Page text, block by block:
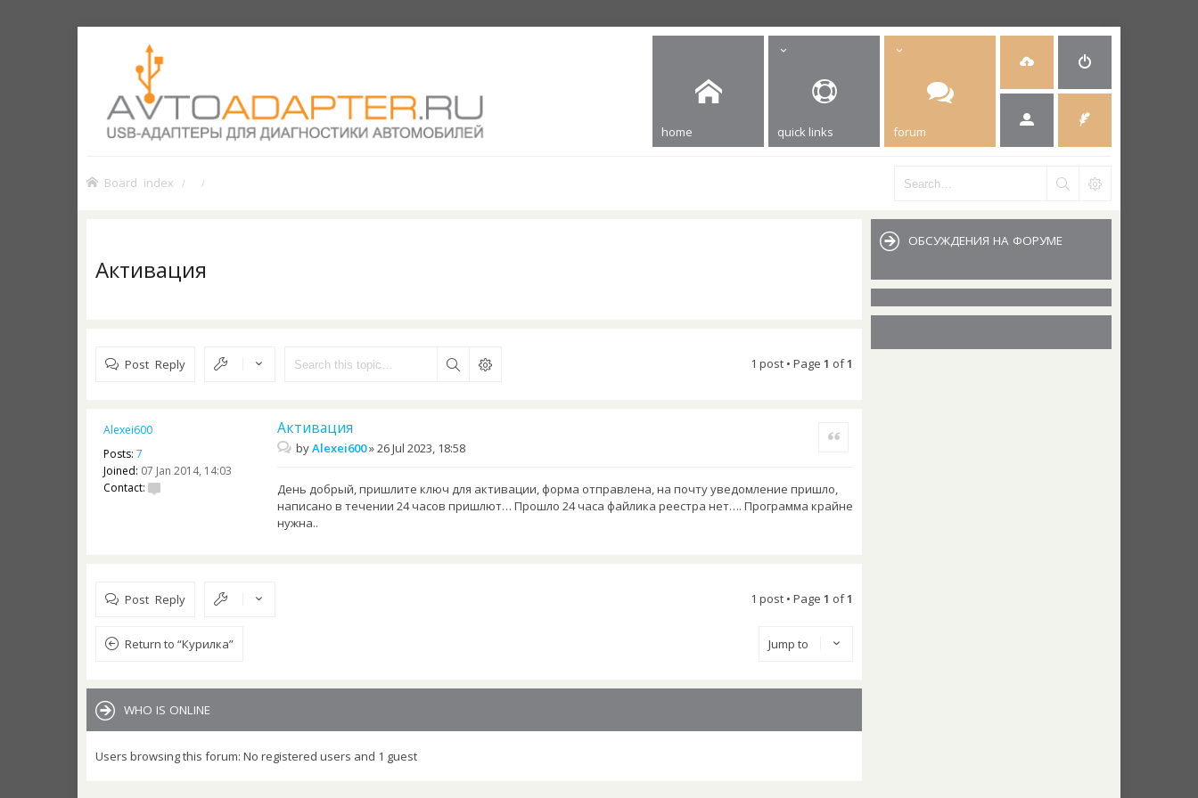
home quick links forum
Board index
Активация
Post Reply 1 post • Page 1 of1
Alexei600
Posts: 7
Joined: 07 Jan 2014, 14:03
Contact:
Активация Quote
byAlexei600»26 Jul 2023, 18:58
День добрый, пришлите ключ для активации, форма отправлена, на почту уведомление пришло,
написано в течении 24 часов пришлют… Прошло 24 часа файлика реестра нет…. Программа крайне
нужна..
Post Reply 1 post • Page 1 of1
Return to “Курилка” Jump to
WHO IS ONLINE
Users browsing this forum: No registered users and 1 guest
ОБСУЖДЕНИЯ НА ФОРУМЕ